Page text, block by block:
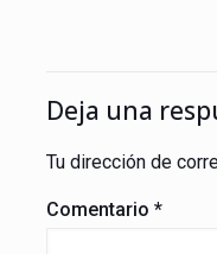
Deja una
Tu dirección de
Comentario *